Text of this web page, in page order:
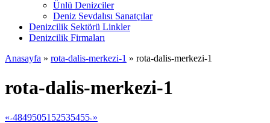
Ünlü Denizciler
Deniz Sevdalısı Sanatçılar
Denizcilik Sektörü Linkler
Denizcilik Firmaları
Anasayfa » rota-dalis-merkezi-1 » rota-dalis-merkezi-1
rota-dalis-merkezi-1
«<48495051 52535455> »